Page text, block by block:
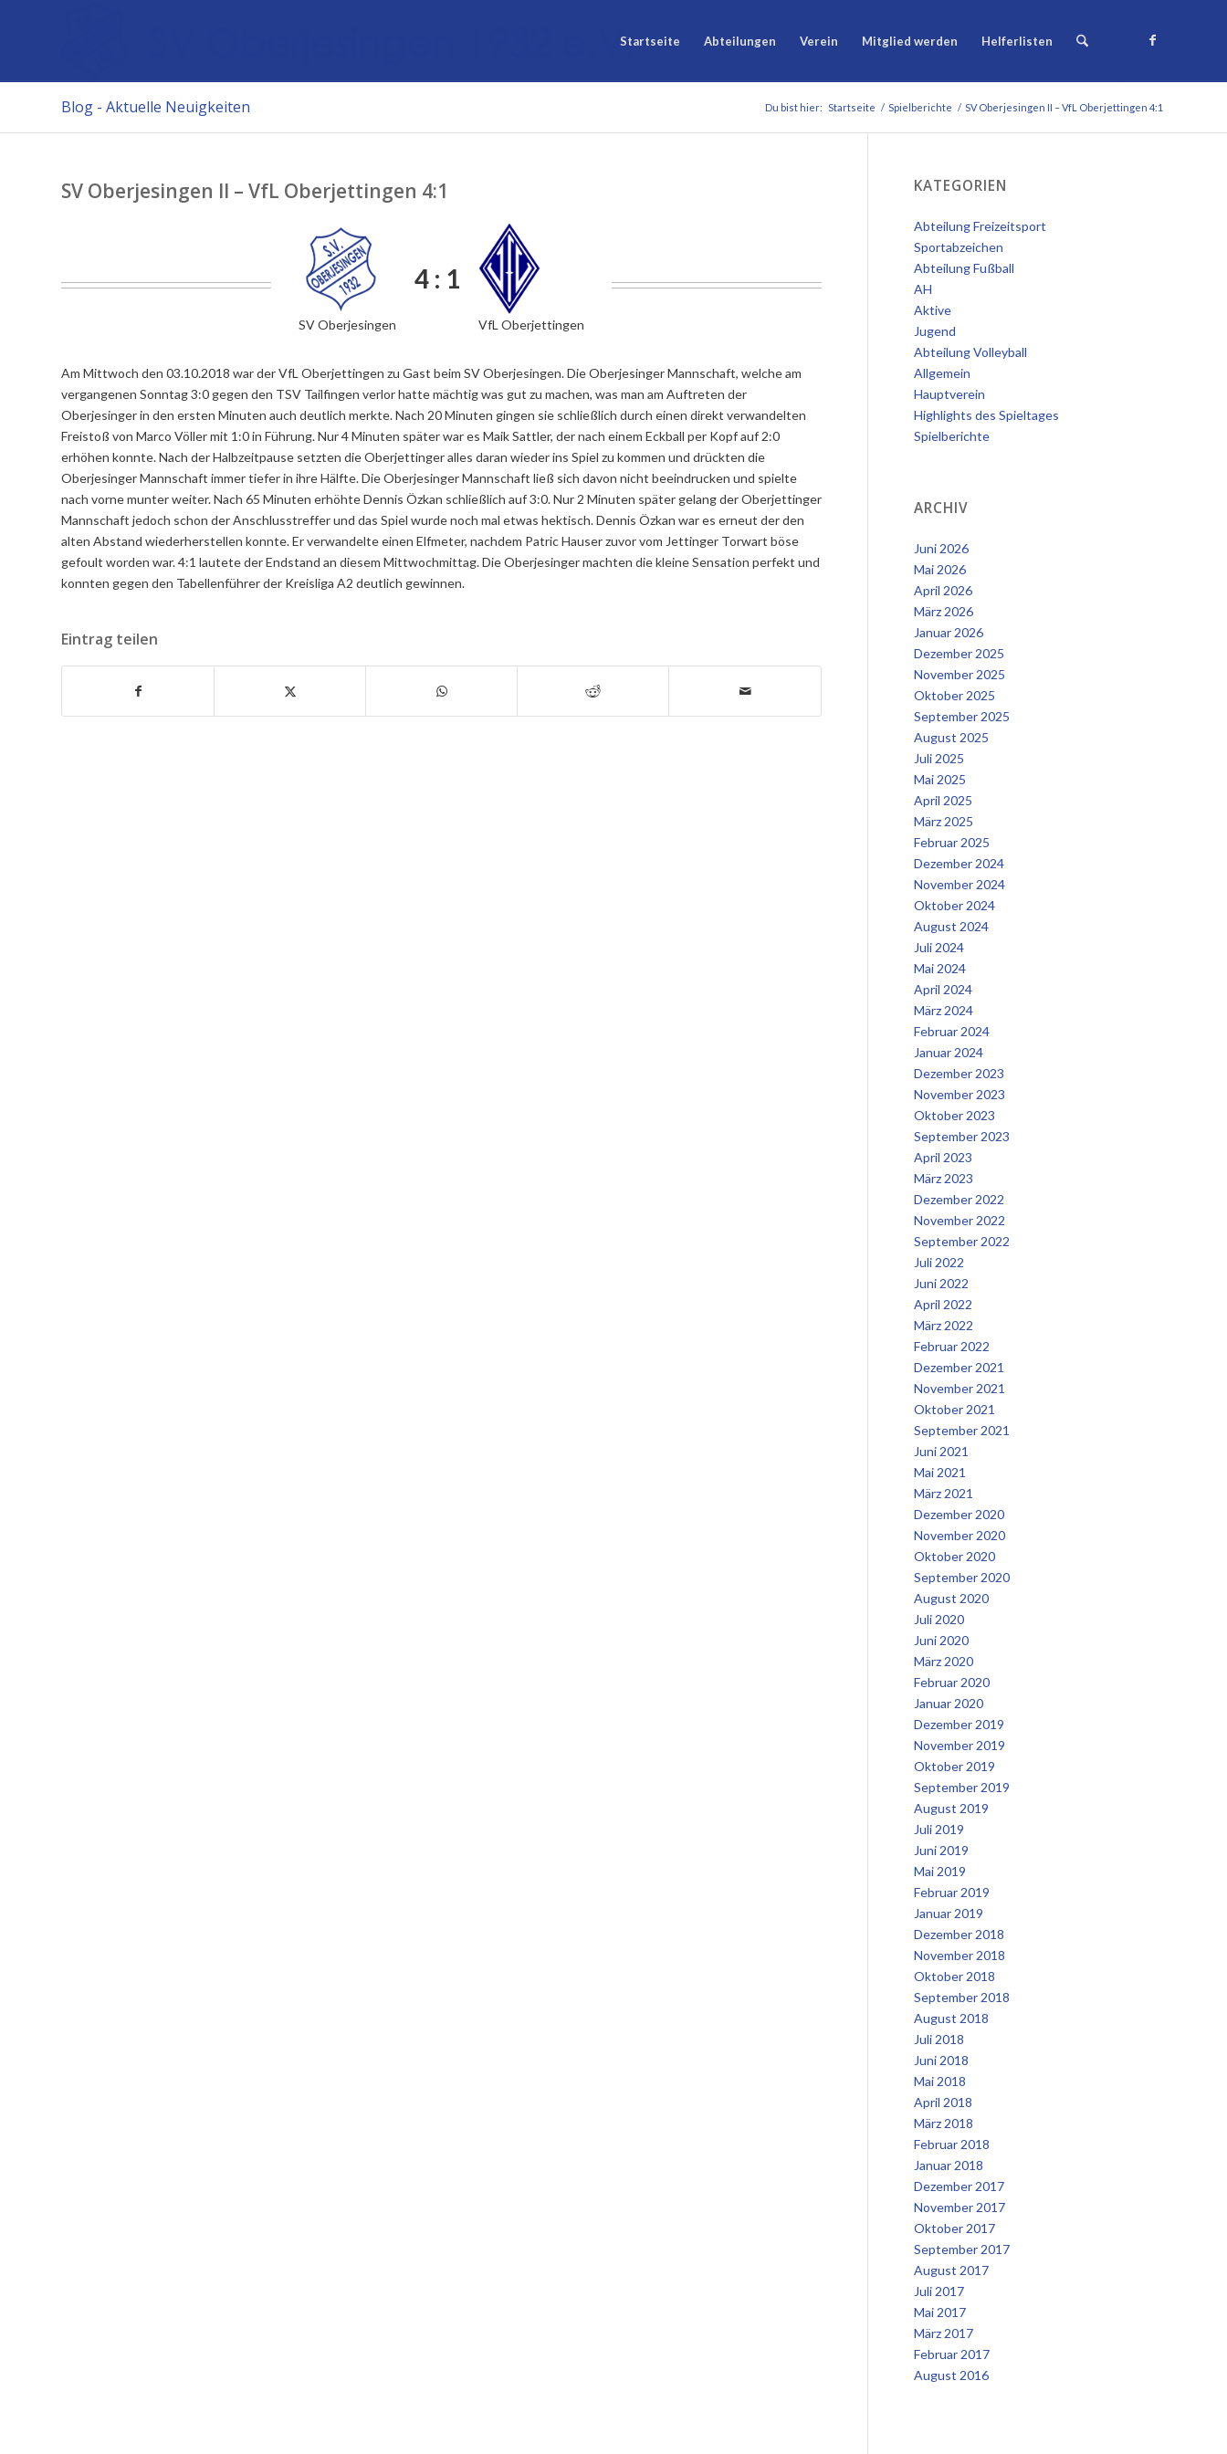
Startseite Abteilungen Verein Mitglied werden Helferlisten
Blog - Aktuelle Neuigkeiten Du bist hier: Startseite / Spielberichte / SV Oberjesingen II – VfL Oberjettingen 4:1
SV Oberjesingen II – VfL Oberjettingen 4:1
SV Oberjesingen
4 : 1
VfL Oberjettingen
Am Mittwoch den 03.10.2018 war der VfL Oberjettingen zu Gast beim SV Oberjesingen. Die Oberjesinger Mannschaft, welche am
vergangenen Sonntag 3:0 gegen den TSV Tailfingen verlor hatte mächtig was gut zu machen, was man am Auftreten der
Oberjesinger in den ersten Minuten auch deutlich merkte. Nach 20 Minuten gingen sie schließlich durch einen direkt verwandelten
Freistoß von Marco Völler mit 1:0 in Führung. Nur 4 Minuten später war es Maik Sattler, der nach einem Eckball per Kopf auf 2:0
erhöhen konnte. Nach der Halbzeitpause setzten die Oberjettinger alles daran wieder ins Spiel zu kommen und drückten die
Oberjesinger Mannschaft immer tiefer in ihre Hälfte. Die Oberjesinger Mannschaft ließ sich davon nicht beeindrucken und spielte
nach vorne munter weiter. Nach 65 Minuten erhöhte Dennis Özkan schließlich auf 3:0. Nur 2 Minuten später gelang der Oberjettinger
Mannschaft jedoch schon der Anschlusstreffer und das Spiel wurde noch mal etwas hektisch. Dennis Özkan war es erneut der den
alten Abstand wiederherstellen konnte. Er verwandelte einen Elfmeter, nachdem Patric Hauser zuvor vom Jettinger Torwart böse
gefoult worden war. 4:1 lautete der Endstand an diesem Mittwochmittag. Die Oberjesinger machten die kleine Sensation perfekt und
konnten gegen den Tabellenführer der Kreisliga A2 deutlich gewinnen.
Eintrag teilen
KATEGORIEN
Abteilung Freizeitsport
Sportabzeichen
Abteilung Fußball
AH
Aktive
Jugend
Abteilung Volleyball
Allgemein
Hauptverein
Highlights des Spieltages
Spielberichte
ARCHIV
Juni 2026
Mai 2026
April 2026
März 2026
Januar 2026
Dezember 2025
November 2025
Oktober 2025
September 2025
August 2025
Juli 2025
Mai 2025
April 2025
März 2025
Februar 2025
Dezember 2024
November 2024
Oktober 2024
August 2024
Juli 2024
Mai 2024
April 2024
März 2024
Februar 2024
Januar 2024
Dezember 2023
November 2023
Oktober 2023
September 2023
April 2023
März 2023
Dezember 2022
November 2022
September 2022
Juli 2022
Juni 2022
April 2022
März 2022
Februar 2022
Dezember 2021
November 2021
Oktober 2021
September 2021
Juni 2021
Mai 2021
März 2021
Dezember 2020
November 2020
Oktober 2020
September 2020
August 2020
Juli 2020
Juni 2020
März 2020
Februar 2020
Januar 2020
Dezember 2019
November 2019
Oktober 2019
September 2019
August 2019
Juli 2019
Juni 2019
Mai 2019
Februar 2019
Januar 2019
Dezember 2018
November 2018
Oktober 2018
September 2018
August 2018
Juli 2018
Juni 2018
Mai 2018
April 2018
März 2018
Februar 2018
Januar 2018
Dezember 2017
November 2017
Oktober 2017
September 2017
August 2017
Juli 2017
Mai 2017
März 2017
Februar 2017
August 2016